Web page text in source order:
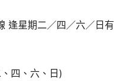
逢星期二／四／六／日有
四、六、日)